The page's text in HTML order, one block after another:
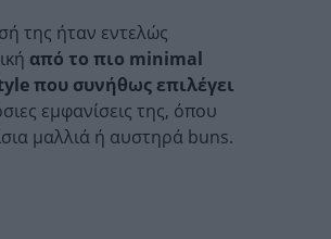
της ήταν εντελώς
από το πιο minimal
που συνήθως επιλέγει
εμφανίσεις της, όπου
μαλλιά ή αυστηρά buns.